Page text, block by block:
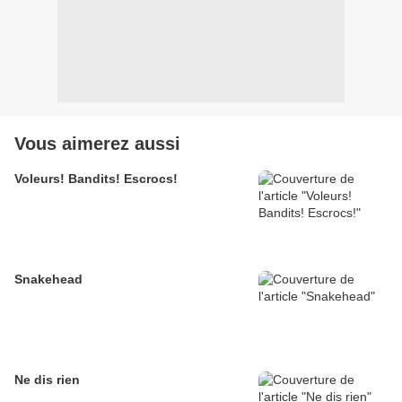
Vous aimerez aussi
Voleurs! Bandits! Escrocs!
Snakehead
Ne dis rien